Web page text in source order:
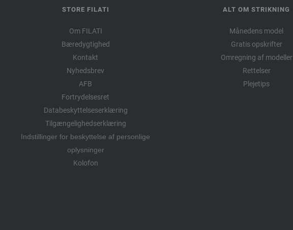
STORE FILATI
Om FILATI
Bæredygtighed
Kontakt
Nyhedsbrev
AFB
Fortrydelsesret
Databeskyttelseserklæring
Tilgængelighedserklæring
Indstillinger for beskyttelse af personlige
oplysninger
Kolofon
ALT OM STRIKNING
Månedens model
Gratis opskrifter
Omregning af modeller
Rettelser
Plejetips